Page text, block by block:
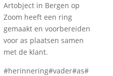
Artobject in Bergen op
Zoom heeft een ring
gemaakt en voorbereiden
voor as plaatsen samen
met de klant.
#herinnering#vader#as#